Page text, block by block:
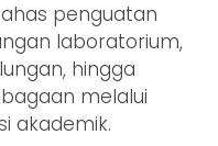
penguatan
laboratorium,
hingga
melalui
akademik.